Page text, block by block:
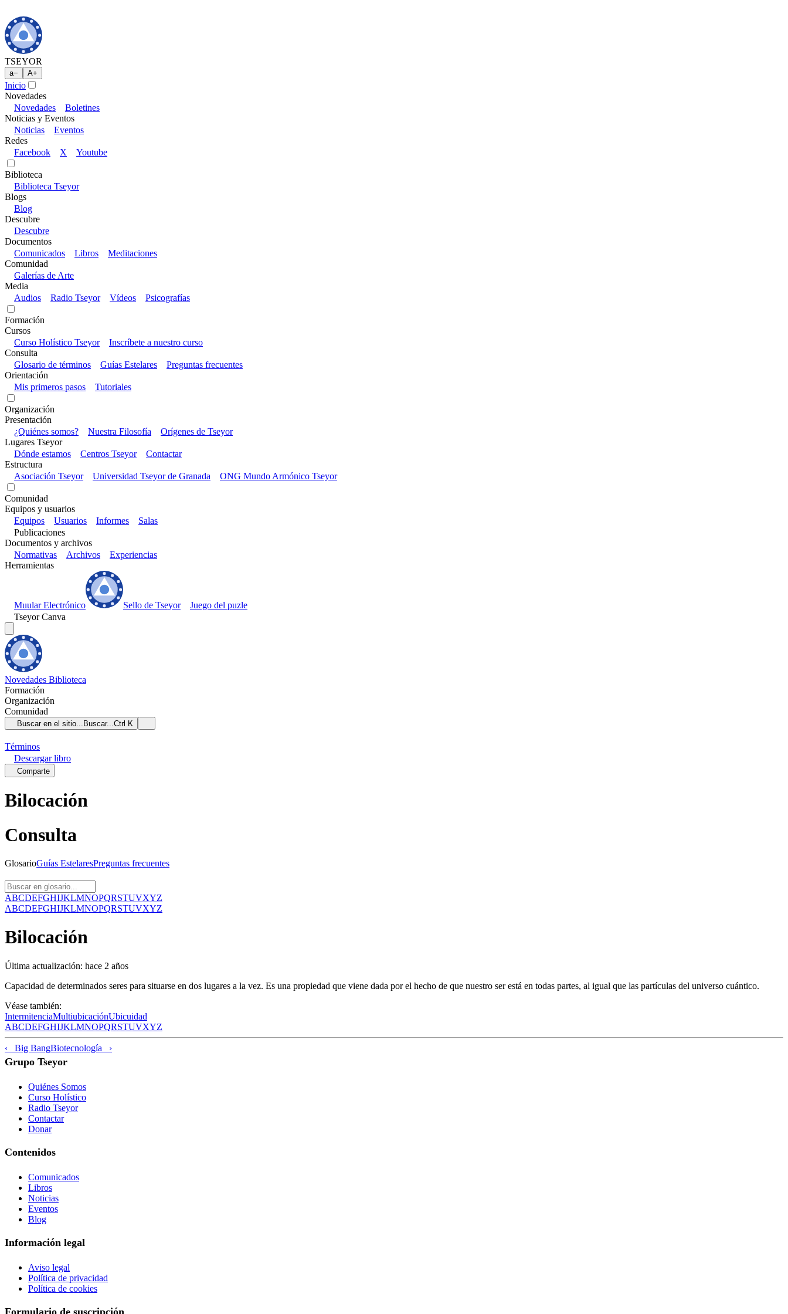
TSEYOR
a− A+
Inicio
Novedades
Novedades
Boletines
Noticias y Eventos
Noticias
Eventos
Redes
Facebook
X Youtube
Biblioteca
Biblioteca Tseyor
Blogs
Blog
Descubre
Descubre
Documentos
Comunicados
Libros
Meditaciones
Comunidad
Galerías de Arte
Media
Audios
Radio Tseyor Vídeos Psicografías
Formación
Cursos
Curso Holístico Tseyor
Inscríbete a nuestro curso
Consulta
Glosario de términos
Guías Estelares
Preguntas frecuentes
Orientación
Mis primeros pasos
Tutoriales
Organización
Presentación
¿Quiénes somos?
Nuestra Filosofía
Orígenes de Tseyor
Lugares Tseyor
Dónde estamos
Centros Tseyor
Contactar
Estructura
Asociación Tseyor
Universidad Tseyor de Granada ONG Mundo Armónico Tseyor
Comunidad
Equipos y usuarios
Equipos
Usuarios Informes
Salas
Publicaciones
Documentos y archivos
Normativas
Archivos
Experiencias
Herramientas
Muular Electrónico Sello de Tseyor
Juego del puzle
Tseyor Canva
Novedades Biblioteca
Formación
Organización
Comunidad
Buscar en el sitio... Buscar...Ctrl K
Términos
Descargarlibro
Comparte
Bilocación
Consulta
GlosarioGuías EstelaresPreguntas frecuentes
ABCDEFGHIJKLMNOPQRSTUVXYZ
ABCDEFGHIJKLMNOPQRSTUVXYZ
Bilocación
Última actualización: hace 2 años
Capacidad de determinados seres para situarse en dos lugares a la vez. Es una propiedad que viene dada por el hecho de que nuestro ser está en todas partes, al igual que las partículas del universo cuántico.
Véase también:
IntermitenciaMultiubicaciónUbicuidad
ABCDEFGHIJKLMNOPQRSTUVXYZ
‹ Big BangBiotecnología ›
Grupo Tseyor
Quiénes Somos
Curso Holístico
Radio Tseyor
Contactar
Donar
Contenidos
Comunicados
Libros
Noticias
Eventos
Blog
Información legal
Aviso legal
Política de privacidad
Política de cookies
Formulario de suscripción